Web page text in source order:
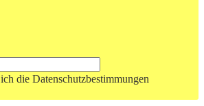
die Datenschutzbestimmungen